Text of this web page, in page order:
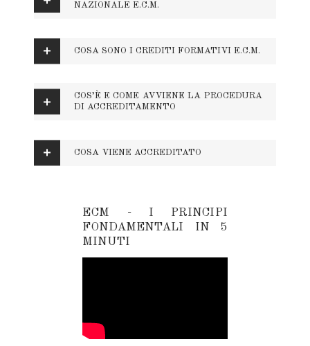
NAZIONALE E.C.M.
COSA SONO I CREDITI FORMATIVI E.C.M.
COS’È E COME AVVIENE LA PROCEDURA
DI ACCREDITAMENTO
COSA VIENE ACCREDITATO
ECM - I PRINCIPI
FONDAMENTALI IN 5
MINUTI